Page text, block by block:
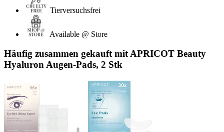
Tierversuchsfrei
Available @ Store
Häufig zusammen gekauft mit APRICOT Beauty
Hyaluron Augen‑Pads, 2 Stk